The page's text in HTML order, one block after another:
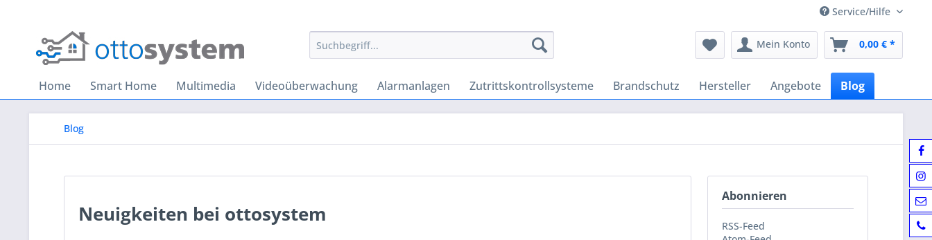
Service/Hilfe
Mein Konto 0,00 € *
Home Smart Home Multimedia Videoüberwachung Alarmanlagen Zutrittskontrollsysteme Brandschutz Hersteller Angebote Blog
Blog
Abonnieren
RSS-Feed
Neuigkeiten bei ottosystem